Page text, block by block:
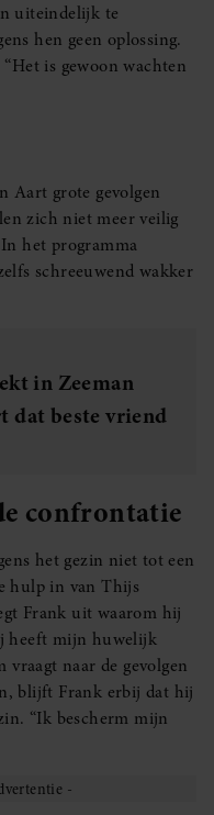
uiteindelijk te
hen geen oplossing.
is gewoon wachten
Aart grote gevolgen
zich niet meer veilig
het programma
schreeuwend wakker
in Zeeman
dat beste vriend
confrontatie
het gezin niet tot een
hulp in van Thijs
Frank uit waarom hij
heeft mijn huwelijk
vraagt naar de gevolgen
blijft Frank erbij dat hij
“Ik bescherm mijn